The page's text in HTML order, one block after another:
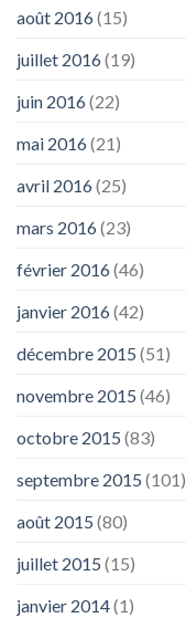
août 2016(15)
juillet 2016(19)
juin 2016(22)
mai 2016(21)
avril 2016(25)
mars 2016(23)
février 2016(46)
janvier 2016(42)
décembre 2015 (51)
novembre 2015 (46)
octobre 2015 (83)
septembre 2015 (101)
août 2015 (80)
juillet 2015 (15)
janvier 2014(1)